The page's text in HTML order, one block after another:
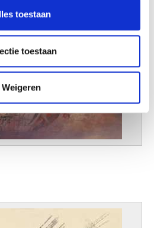
van onze site met onze
adverteren en analyse. Deze
verstrekt of die ze hebben
gebruik van hun services.
toestaan
toestaan
Weigeren